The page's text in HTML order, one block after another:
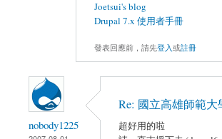
Joetsui's blog
Drupal 7.x 使用者手冊
發表回應前，請先登入或註冊
nobody1225
Re: 國立高雄師範大
超好用的啦